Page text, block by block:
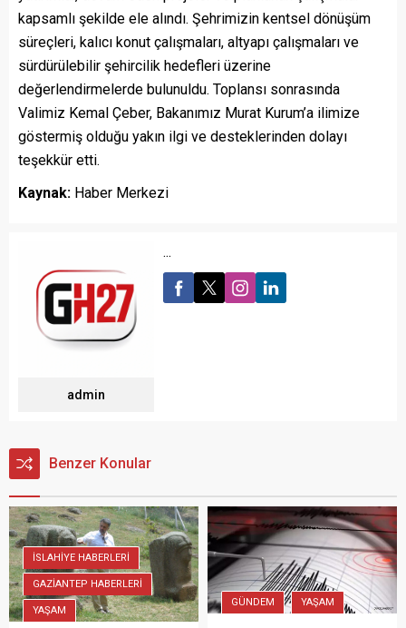
kapsamlı şekilde ele alındı. Şehrimizin kentsel dönüşüm
süreçleri, kalıcı konut çalışmaları, altyapı çalışmaları ve
sürdürülebilir şehircilik hedefleri üzerine
değerlendirmelerde bulunuldu. Toplansı sonrasında
Valimiz Kemal Çeber, Bakanımız Murat Kurum’a ilimize
göstermiş olduğu yakın ilgi ve desteklerinden dolayı
teşekkür etti.
Kaynak: Haber Merkezi
admin
...
Benzer Konular
İSLAHİYE HABERLERİ
GAZİANTEP HABERLERİ
YAŞAM
GÜNDEM YAŞAM